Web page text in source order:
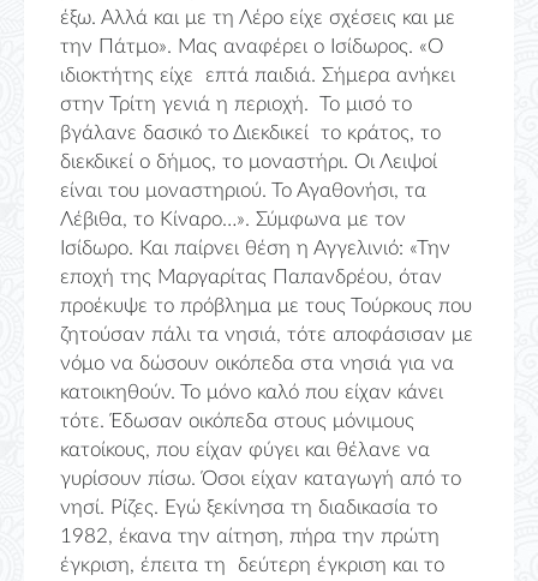
έξω. Αλλά και με τη Λέρο είχε σχέσεις και με
την Πάτμο». Μας αναφέρει ο Ισίδωρος. «Ο
ιδιοκτήτης είχε επτά παιδιά. Σήμερα ανήκει
στην Τρίτη γενιά η περιοχή. Το μισό το
βγάλανε δασικό το Διεκδικεί το κράτος, το
διεκδικεί ο δήμος, το μοναστήρι. Οι Λειψοί
είναι του μοναστηριού. Το Αγαθονήσι, τα
Λέβιθα, το Κίναρο…». Σύμφωνα με τον
Ισίδωρο. Και παίρνει θέση η Αγγελινιό: «Την
εποχή της Μαργαρίτας Παπανδρέου, όταν
προέκυψε το πρόβλημα με τους Τούρκους που
ζητούσαν πάλι τα νησιά, τότε αποφάσισαν με
νόμο να δώσουν οικόπεδα στα νησιά για να
κατοικηθούν. Το μόνο καλό που είχαν κάνει
τότε. Έδωσαν οικόπεδα στους μόνιμους
κατοίκους, που είχαν φύγει και θέλανε να
γυρίσουν πίσω. Όσοι είχαν καταγωγή από το
νησί. Ρίζες. Εγώ ξεκίνησα τη διαδικασία το
1982, έκανα την αίτηση, πήρα την πρώτη
έγκριση, έπειτα τη δεύτερη έγκριση και το